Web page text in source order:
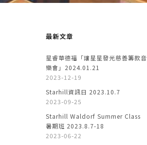
最新文章
星睿華德福「讓星星發光慈善籌款音
樂會」2024.01.21
2023-12-19
Starhill資訊日 2023.10.7
2023-09-25
Starhill Waldorf Summer Class
暑期班 2023.8.7-18
2023-06-22